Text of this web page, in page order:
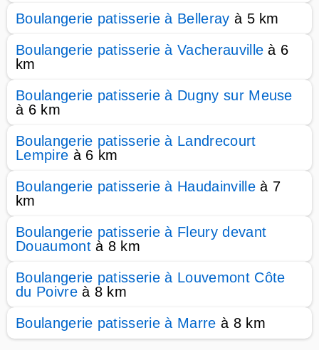
Boulangerie patisserie à Belleray à 5 km
Boulangerie patisserie à Vacherauville à 6
km
Boulangerie patisserie à Dugny sur Meuse
à 6 km
Boulangerie patisserie à Landrecourt
Lempire à 6 km
Boulangerie patisserie à Haudainvilleà 7
km
Boulangerie patisserie à Fleury devant
Douaumontà 8 km
Boulangerie patisserie à Louvemont Côte
du Poivreà 8 km
Boulangerie patisserie à Marre à 8 km